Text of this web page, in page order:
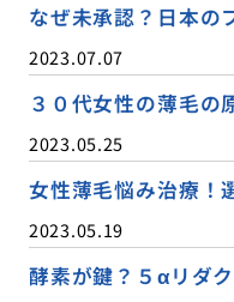
なぜ未承認？日本の
2023.07.07
３０代女性の薄毛の
2023.05.25
女性薄毛悩み治療！
2023.05.19
酵素が鍵？５αリダ